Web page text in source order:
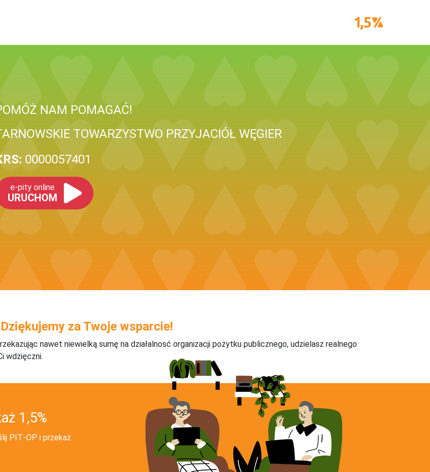
NAM POMAGAĆ!
TOWARZYSTWO PRZYJACIÓŁ WĘGIER
0000057401
e-pity online
URUCHOM
Dziękujemy za Twoje wsparcie!
nawet niewielką sumę na działalnosć organizacji pożytku publicznego, udzielasz realnego
wdzięczni.
1,5%
PIT‑OP i przekaż